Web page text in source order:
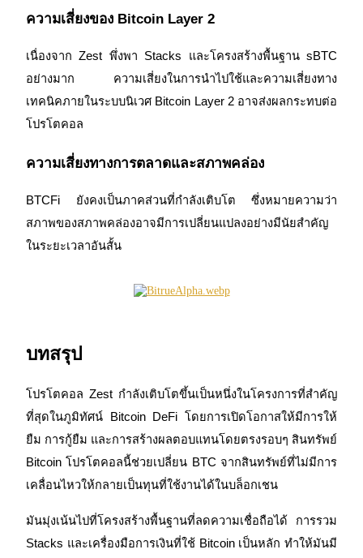
ความเสี่ยงของ Bitcoin Layer 2
เนื่องจาก Zest พึ่งพา Stacks และโครงสร้างพื้นฐาน sBTC
อย่างมาก ความเสี่ยงในการนำไปใช้และความเสี่ยงทาง
เทคนิคภายในระบบนิเวศ Bitcoin Layer 2 อาจส่งผลกระทบต่อ
โปรโตคอล
ความเสี่ยงทางการตลาดและสภาพคล่อง
BTCFi ยังคงเป็นภาคส่วนที่กำลังเติบโต ซึ่งหมายความว่า
สภาพของสภาพคล่องอาจมีการเปลี่ยนแปลงอย่างมีนัยสำคัญ
ในระยะเวลาอันสั้น
บทสรุป
โปรโตคอล Zest กำลังเติบโตขึ้นเป็นหนึ่งในโครงการที่สำคัญ
ที่สุดในภูมิทัศน์ Bitcoin DeFi โดยการเปิดโอกาสให้มีการให้
ยืม การกู้ยืม และการสร้างผลตอบแทนโดยตรงรอบๆ สินทรัพย์
Bitcoin โปรโตคอลนี้ช่วยเปลี่ยน BTC จากสินทรัพย์ที่ไม่มีการ
เคลื่อนไหวให้กลายเป็นทุนที่ใช้งานได้ในบล็อกเชน
มันมุ่งเน้นไปที่โครงสร้างพื้นฐานที่ลดความเชื่อถือได้ การรวม
Stacks และเครื่องมือการเงินที่ใช้ Bitcoin เป็นหลัก ทำให้มันมี